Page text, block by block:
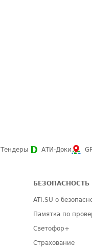
Тендеры АТИ-Доки
БЕЗОПАСНОСТЬ
ATI.SU о
Памятка по
Светофор+
Страхование